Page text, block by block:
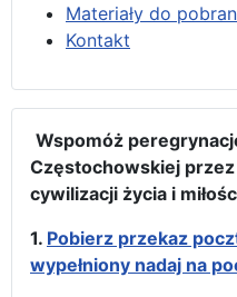
Materiały do
Kontakt
Wspomóż
Częstochowskiej
cywilizacji życia i
1. Pobierz przekaz
wypełniony nadaj na